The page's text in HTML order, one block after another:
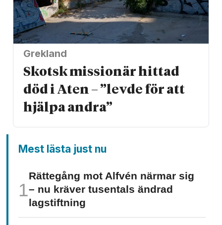
Grekland
Skotsk missionär hittad
död i Aten – ”levde för att
hjälpa andra”
Mest lästa just nu
Rättegång mot Alfvén närmar sig
– nu kräver tusentals ändrad
lagstiftning